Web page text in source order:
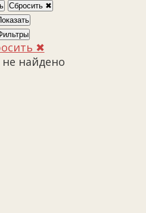
Сбросить ✖
✖
не найдено